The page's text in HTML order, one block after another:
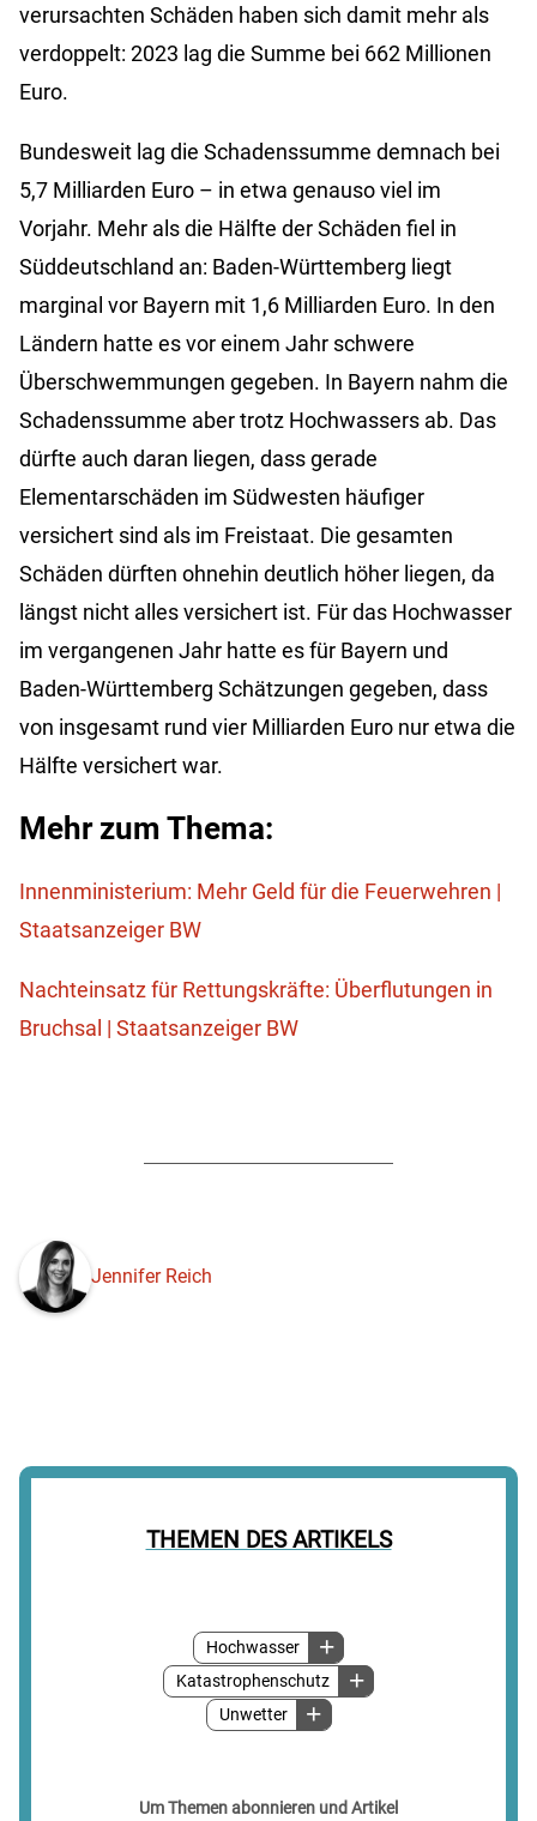
THEMEN DES ARTIKELS
Hochwasser
Katastrophenschutz
Unwetter
Um Themen abonnieren und Artikel
verursachten Schäden haben sich damit mehr als
verdoppelt: 2023 lag die Summe bei 662 Millionen
Euro.
Bundesweit lag die Schadenssumme demnach bei
5,7 Milliarden Euro – in etwa genauso viel im
Vorjahr. Mehr als die Hälfte der Schäden fiel in
Süddeutschland an: Baden-Württemberg liegt
marginal vor Bayern mit 1,6 Milliarden Euro. In den
Ländern hatte es vor einem Jahr schwere
Überschwemmungen gegeben. In Bayern nahm die
Schadenssumme aber trotz Hochwassers ab. Das
dürfte auch daran liegen, dass gerade
Elementarschäden im Südwesten häufiger
versichert sind als im Freistaat. Die gesamten
Schäden dürften ohnehin deutlich höher liegen, da
längst nicht alles versichert ist. Für das Hochwasser
im vergangenen Jahr hatte es für Bayern und
Baden-Württemberg Schätzungen gegeben, dass
von insgesamt rund vier Milliarden Euro nur etwa die
Hälfte versichert war.
Mehr zum Thema:
Innenministerium: Mehr Geld für die Feuerwehren |
Staatsanzeiger BW
Nachteinsatz für Rettungskräfte: Überflutungen in
Bruchsal | Staatsanzeiger BW
Jennifer Reich